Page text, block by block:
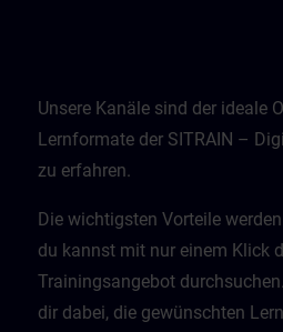
Unsere Kanäle sind der ideale
Lernformate der SITRAIN –
zu erfahren.
Die wichtigsten Vorteile
du kannst mit nur einem Klick
Trainingsangebot
dir dabei, die gewünschten